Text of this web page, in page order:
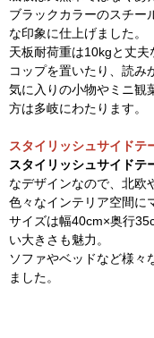
ブラックカラーのスチー
な印象に仕上げました。
天板耐荷重は10kgと丈夫
コップを置いたり、読み
気に入りの小物やミニ観
方は多岐にわたります。
スタイリッシュサイドテ
スタイリッシュサイドテ
なデザインなので、北欧
色々なインテリア空間に
サイズは幅40cm×奥行
い大きさも魅力。
ソファやベッドなど様々
ました。